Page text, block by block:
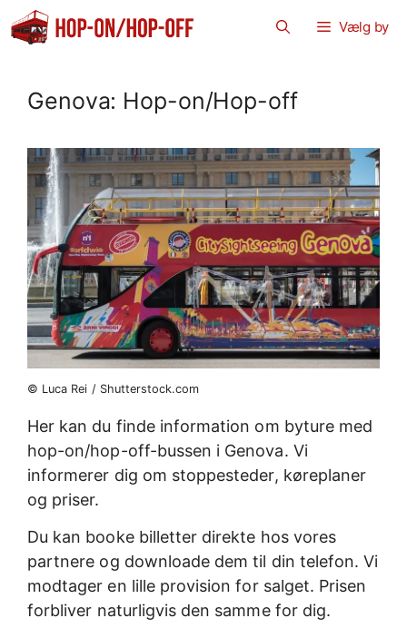
Hop
til
Vælg by
Genova: Hop-on/Hop-off
© Luca Rei / Shutterstock.com
Her kan du finde information om byture med
hop-on/hop-off-bussen i Genova. Vi
informerer dig om stoppesteder, køreplaner
og priser.
Du kan booke billetter direkte hos vores
partnere og downloade dem til din telefon. Vi
modtager en lille provision for salget. Prisen
forbliver naturligvis den samme for dig.